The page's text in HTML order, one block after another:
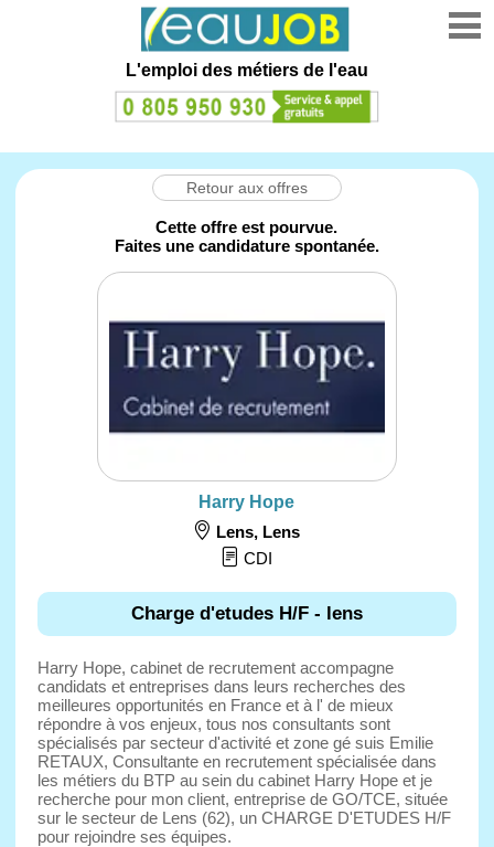
L'emploi des métiers de l'eau
Retour aux offres
Cette offre est pourvue.
Faites une candidature spontanée.
Harry Hope
Lens, Lens
CDI
Charge d'etudes H/F - lens
Harry Hope, cabinet de recrutement accompagne
candidats et entreprises dans leurs recherches des
meilleures opportunités en France et à l' de mieux
répondre à vos enjeux, tous nos consultants sont
spécialisés par secteur d'activité et zone gé suis Emilie
RETAUX, Consultante en recrutement spécialisée dans
les métiers du BTP au sein du cabinet Harry Hope et je
recherche pour mon client, entreprise de GO/TCE, située
sur le secteur de Lens (62), un CHARGE D'ETUDES H/F
pour rejoindre ses équipes.